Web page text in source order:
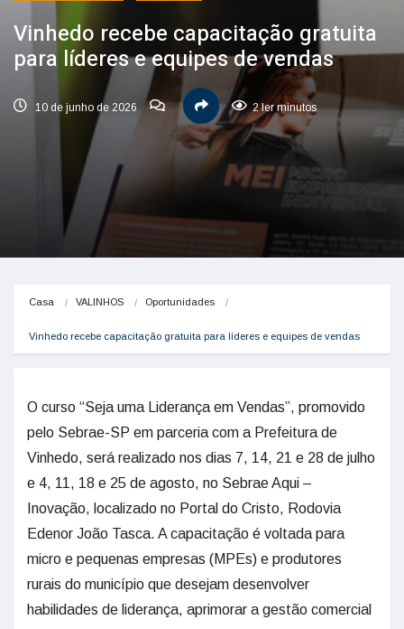
Vinhedo recebe capacitação gratuita
para líderes e equipes de vendas
10 de junho de 2026 2 ler minutos
Casa VALINHOS Oportunidades
Vinhedo recebe capacitação gratuita para líderes e equipes de vendas
O curso “Seja uma Liderança em Vendas”, promovido
pelo Sebrae-SP em parceria com a Prefeitura de
Vinhedo, será realizado nos dias 7, 14, 21 e 28 de julho
e 4, 11, 18 e 25 de agosto, no Sebrae Aqui –
Inovação, localizado no Portal do Cristo, Rodovia
Edenor João Tasca. A capacitação é voltada para
micro e pequenas empresas (MPEs) e produtores
rurais do município que desejam desenvolver
habilidades de liderança, aprimorar a gestão comercial